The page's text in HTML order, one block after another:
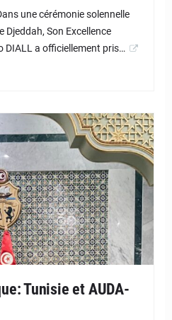
une cérémonie solennelle
Djeddah, Son Excellence
DIALL a officiellement pris…
général de l’Agence de
– Nouveau partenariat pour
NEPAD) et S.E. M. Nabil
de Tunisie.
Tunisie et AUDA-